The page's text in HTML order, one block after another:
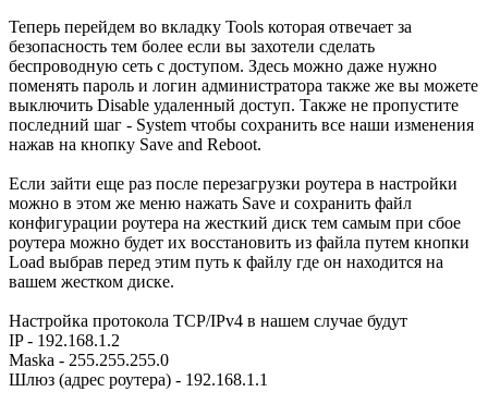
Теперь перейдем во вкладку Tools которая отвечает за
безопасность тем более если вы захотели сделать
беспроводную сеть с доступом. Здесь можно даже нужно
поменять пароль и логин администратора также же вы можете
выключить Disable удаленный доступ. Также не пропустите
последний шаг - System чтобы сохранить все наши изменения
нажав на кнопку Save and Reboot.
Если зайти еще раз после перезагрузки роутера в настройки
можно в этом же меню нажать Save и сохранить файл
конфигурации роутера на жесткий диск тем самым при сбое
роутера можно будет их восстановить из файла путем кнопки
Load выбрав перед этим путь к файлу где он находится на
вашем жестком диске.
Настройка протокола TCP/IPv4 в нашем случае будут
IP - 192.168.1.2
Maska - 255.255.255.0
Шлюз (адрес роутера) - 192.168.1.1